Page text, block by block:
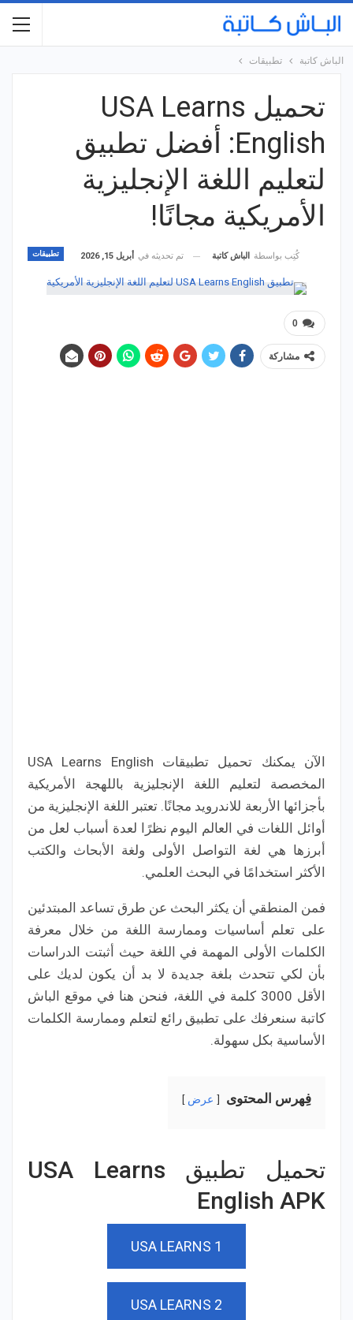
الباش كاتبة تطبيقات
تحميل USA Learns
English: أفضل تطبيق
لتعليم اللغة الإنجليزية
الأمريكية مجانًا!
تطبيقات كُتِب بواسطة الباش كاتبة تم تحديثه في أبريل 15, 2026
0
مشاركة
الآن يمكنك تحميل تطبيقات USA Learns English
المخصصة لتعليم اللغة الإنجليزية باللهجة الأمريكية
بأجزائها الأربعة للاندرويد مجانًا. تعتبر اللغة الإنجليزية من
أوائل اللغات في العالم اليوم نظرًا لعدة أسباب لعل من
أبرزها هي لغة التواصل الأولى ولغة الأبحاث والكتب
الأكثر استخدامًا في البحث العلمي.
فمن المنطقي أن يكثر البحث عن طرق تساعد المبتدئين
على تعلم أساسيات وممارسة اللغة من خلال معرفة
الكلمات الأولى المهمة في اللغة حيث أثبتت الدراسات
بأن لكي تتحدث بلغة جديدة لا بد أن يكون لديك على
الأقل 3000 كلمة في اللغة، فنحن هنا في موقع الباش
كاتبة سنعرفك على تطبيق رائع لتعلم وممارسة الكلمات
الأساسية بكل سهولة.
فِهرس المحتوى عرض
تحميل تطبيق USA Learns
English APK
USA LEARNS 1
USA LEARNS 2